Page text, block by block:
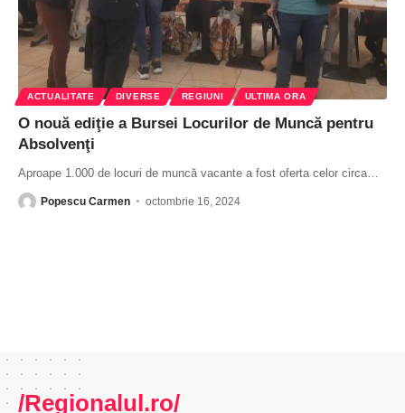
ACTUALITATE DIVERSE REGIUNI ULTIMA ORA
O nouă ediţie a Bursei Locurilor de Muncă pentru
Absolvenţi
Aproape 1.000 de locuri de muncă vacante a fost oferta celor circa
Popescu Carmen octombrie 16, 2024
/Regionalul.ro/